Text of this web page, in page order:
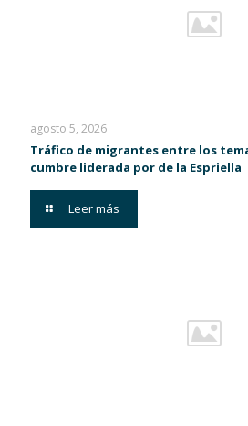
agosto 5, 2026
Tráfico de migrantes entre los
cumbre liderada por de la Espriella
Leer más